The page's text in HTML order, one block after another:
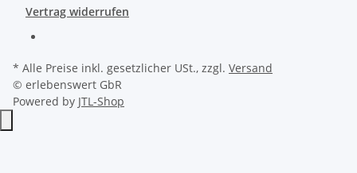
Vertrag widerrufen
* Alle Preise inkl. gesetzlicher USt., zzgl. Versand
© erlebenswert GbR
Powered by JTL-Shop